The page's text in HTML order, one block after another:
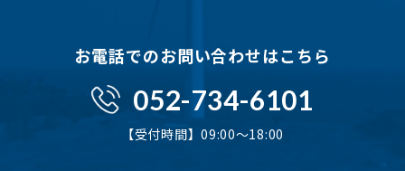
お電話でのお問い合わせはこちら
052-734-6101
【受付時間】09:00〜18:00